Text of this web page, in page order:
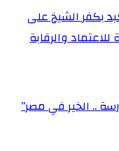
بكفر الشيخ على
والرقابة
.. الخير في مصر”